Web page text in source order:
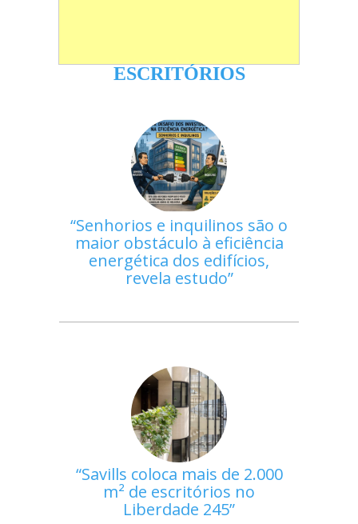
ESCRITÓRIOS
Senhorios e inquilinos são o
maior obstáculo à eficiência
energética dos edifícios,
revela estudo
Savills coloca mais de 2.000
m² de escritórios no
Liberdade 245